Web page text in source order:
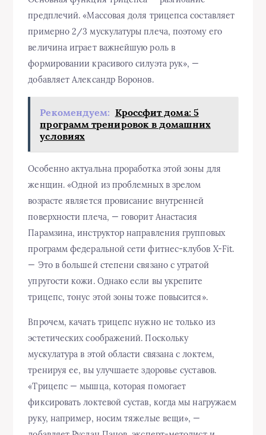
предплечий. «Массовая доля трицепса составляет
примерно 2/3 мускулатуры плеча, поэтому его
величина играет важнейшую роль в
формировании красивого силуэта рук», —
добавляет Александр Воронов.
Рекомендуем: Кроссфит дома: 5
программ тренировок в домашних
условиях
Особенно актуальна проработка этой зоны для
женщин. «Одной из проблемных в зрелом
возрасте является провисание внутренней
поверхности плеча, — говорит Анастасия
Парамзина, инструктор направления групповых
программ федеральной сети фитнес-клубов X-Fit.
— Это в большей степени связано с утратой
упругости кожи. Однако если вы укрепите
трицепс, тонус этой зоны тоже повысится».
Впрочем, качать трицепс нужно не только из
эстетических соображений. Поскольку
мускулатура в этой области связана с локтем,
тренируя ее, вы улучшаете здоровье суставов.
«Трицепс — мышца, которая помогает
фиксировать локтевой сустав, когда мы нагружаем
руку, например, носим тяжелые вещи», —